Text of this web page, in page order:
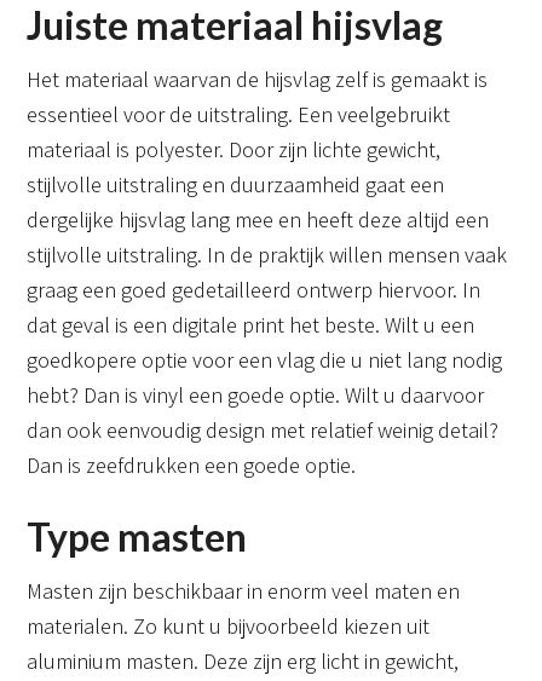
Juiste materiaal hijsvlag
Het materiaal waarvan de hijsvlag zelf is gemaakt is
essentieel voor de uitstraling. Een veelgebruikt
materiaal is polyester. Door zijn lichte gewicht,
stijlvolle uitstraling en duurzaamheid gaat een
dergelijke hijsvlag lang mee en heeft deze altijd een
stijlvolle uitstraling. In de praktijk willen mensen vaak
graag een goed gedetailleerd ontwerp hiervoor. In
dat geval is een digitale print het beste. Wilt u een
goedkopere optie voor een vlag die u niet lang nodig
hebt? Dan is vinyl een goede optie. Wilt u daarvoor
dan ook eenvoudig design met relatief weinig detail?
Dan is zeefdrukken een goede optie.
Type masten
Masten zijn beschikbaar in enorm veel maten en
materialen. Zo kunt u bijvoorbeeld kiezen uit
aluminium masten. Deze zijn erg licht in gewicht,